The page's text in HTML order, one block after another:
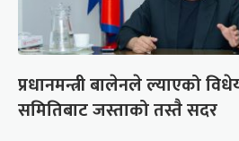
प्रधानमन्त्री बालेनले ल्याएको
समितिबाट जस्ताको तस्तै सदर